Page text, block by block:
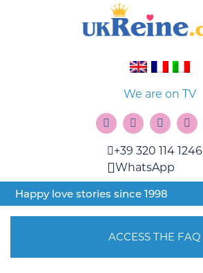
We are on TV
+39 320 114 1246
WhatsApp
Happy love stories since 1998
ACCESS THE FAQ